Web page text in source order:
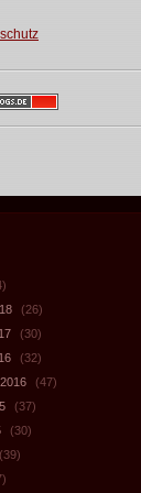
(26)
(30)
(32)
(47)
(37)
(30)
(39)